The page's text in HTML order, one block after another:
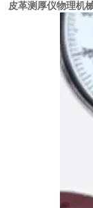
皮革测厚仪物理机